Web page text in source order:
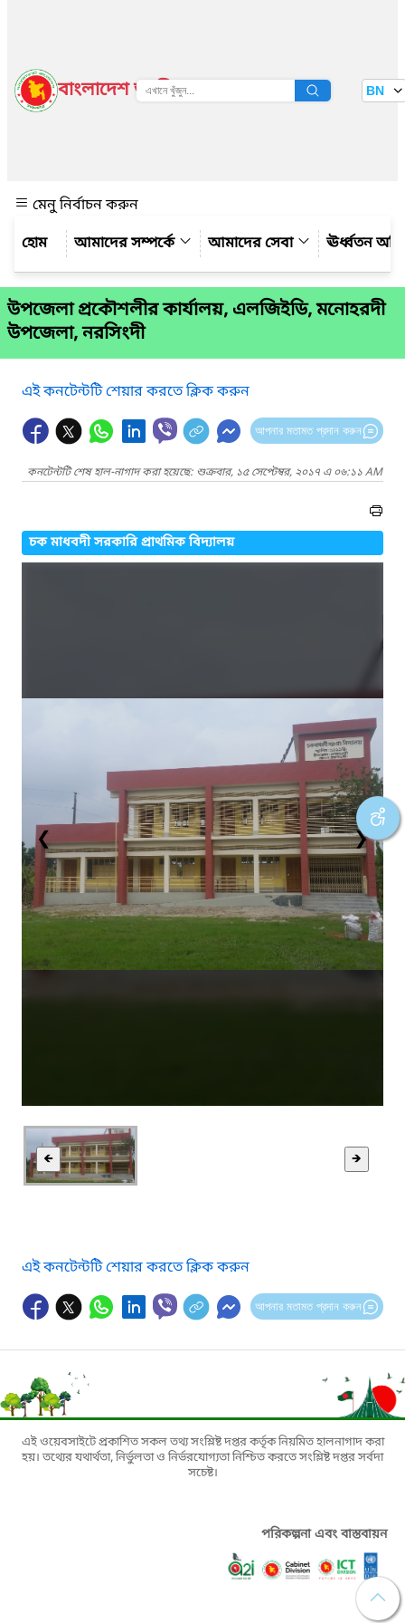
বাংলাদেশ জাতীয় তথ্য বাতায়ন BN
মেনু নির্বাচন করুন
আমাদের সম্পর্কে
আমাদের সেবা ঊর্ধ্বতন
উপজেলা প্রকৌশলীর কার্যালয়, এলজিইডি, মনোহরদী
উপজেলা, নরসিংদী
এই কনটেন্টটি শেয়ার করতে ক্লিক করুন
আপনার মতামত প্রদান করুন
কনটেন্টটি শেষ হাল-নাগাদ করা হয়েছে: শুক্রবার, ১৫ সেপ্টেম্বর, ২০১৭ এ ০৬:১১ AM
চক মাধবদী সরকারি প্রাথমিক বিদ্যালয়
❮ ❯
🡸 🡺
এই কনটেন্টটি শেয়ার করতে ক্লিক করুন
আপনার মতামত প্রদান করুন
এই ওয়েবসাইটে প্রকাশিত সকল তথ্য সংশ্লিষ্ট দপ্তর কর্তৃক নিয়মিত হালনাগাদ করা
হয়। তথ্যের যথার্থতা, নির্ভুলতা ও নির্ভরযোগ্যতা নিশ্চিত করতে সংশ্লিষ্ট দপ্তর সর্বদা
সচেষ্ট।
পরিকল্পনা এবং বাস্তবায়ন